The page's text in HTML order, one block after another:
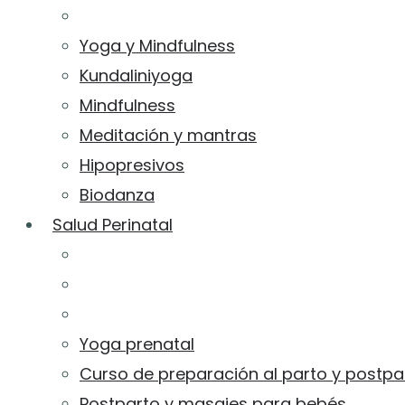
Yoga y Mindfulness
Kundaliniyoga
Mindfulness
Meditación y mantras
Hipopresivos
Biodanza
Salud Perinatal
Yoga prenatal
Curso de preparación al parto y